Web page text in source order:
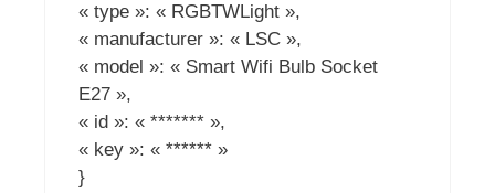
« type »: « RGBTWLight »,
« manufacturer »: « LSC »,
« model »: « Smart Wifi Bulb Socket
E27 »,
« id »: « ******* »,
« key »: « ****** »
}